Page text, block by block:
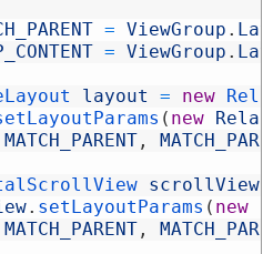
= ViewGroup .
= ViewGroup .
layout = new
( new
MATCH_PARENT ,
scrollView
. setLayoutParams ( new
MATCH_PARENT ,